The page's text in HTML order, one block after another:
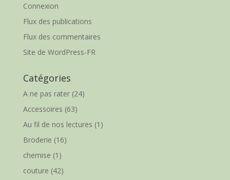
Connexion
Flux des publications
Flux des commentaires
Site de WordPress-FR
Catégories
A ne pas rater(24)
Accessoires (63)
Au fil de nos lectures (1)
Broderie (16)
chemise (1)
couture (42)